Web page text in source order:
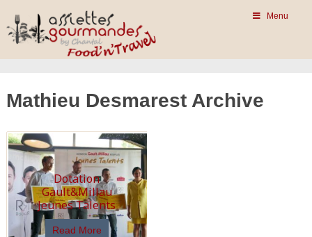
Menu
Mathieu Desmarest Archive
Dotation
Gault&Millau
Jeunes Talents
Read More